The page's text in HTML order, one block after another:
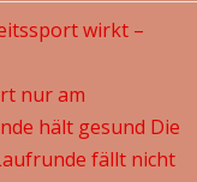
wirkt –
nur am
hält gesund Die
fällt nicht